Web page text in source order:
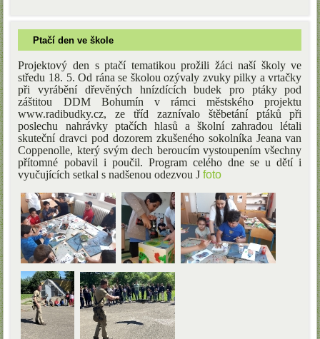
Ptačí den ve škole
Projektový den s ptačí tematikou prožili žáci naší školy ve
středu 18. 5. Od rána se školou ozývaly zvuky pilky a vrtačky
při vyrábění dřevěných hnízdících budek pro ptáky pod
záštitou DDM Bohumín v rámci městského projektu
www.radibudky.cz, ze tříd zaznívalo štěbetání ptáků při
poslechu nahrávky ptačích hlasů a školní zahradou létali
skuteční dravci pod dozorem zkušeného sokolníka Jeana van
Coppenolle, který svým dech beroucím vystoupením všechny
přítomné pobavil i poučil. Program celého dne se u dětí i
vyučujících setkal s nadšenou odezvouJfoto